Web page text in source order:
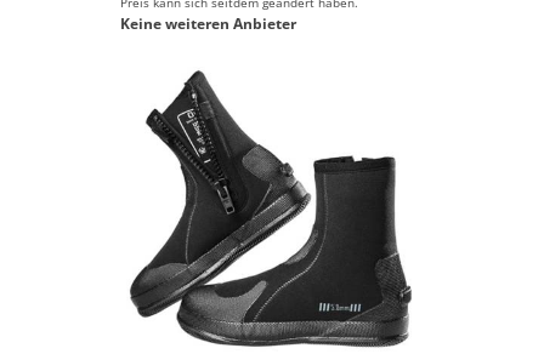
Keine weiteren Anbieter